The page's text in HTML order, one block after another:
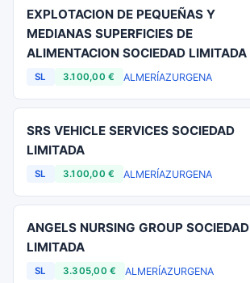
EXPLOTACION DE PEQUEÑAS Y
MEDIANAS SUPERFICIES DE
ALIMENTACION SOCIEDAD LIMITADA
SL 3.100,00 € ALMERÍAZURGENA
SRS VEHICLE SERVICES SOCIEDAD
LIMITADA
SL 3.100,00 € ALMERÍAZURGENA
ANGELS NURSING GROUP SOCIEDAD
LIMITADA
SL 3.305,00 € ALMERÍAZURGENA